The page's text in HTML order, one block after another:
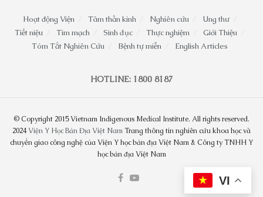
Hoạt động Viện Tâm thần kinh Nghiên cứu
Ung thư
Tiết niệu
Tim mạch Sinh dục Thực nghiệm
Giới Thiệu
Tóm Tắt Nghiên Cứu
Bệnh tự miễn English Articles
HOTLINE: 1800 8187
© Copyright 2015 Vietnam Indigenous Medical Institute. All rights reserved.
2024Viện Y Học Bản Địa Việt NamTrang thông tin nghiên cứu khoa học và
chuyển giao công nghệ của Viện Y học bản địa Việt Nam & Công ty TNHH Y
học bản địa Việt Nam
VI